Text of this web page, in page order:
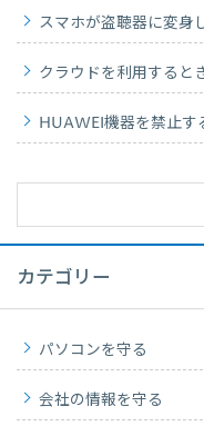
スマホが盗聴器に変身
クラウドを利用すると
HUAWEI機器を禁止す
カテゴリー
パソコンを守る
会社の情報を守る